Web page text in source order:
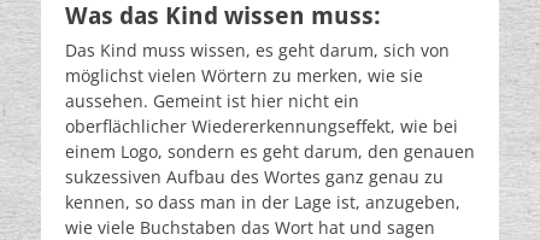
Was das Kind wissen muss:
Das Kind muss wissen, es geht darum, sich von
möglichst vielen Wörtern zu merken, wie sie
aussehen. Gemeint ist hier nicht ein
oberflächlicher Wiedererkennungseffekt, wie bei
einem Logo, sondern es geht darum, den genauen
sukzessiven Aufbau des Wortes ganz genau zu
kennen, so dass man in der Lage ist, anzugeben,
wie viele Buchstaben das Wort hat und sagen